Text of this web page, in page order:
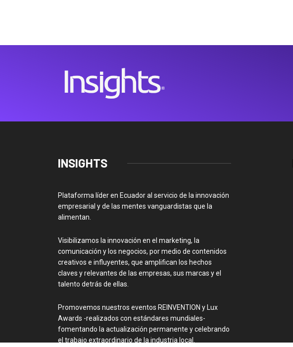
INSIGHTS
Plataforma líder en Ecuador al servicio de la innovación
empresarial y de las mentes vanguardistas que la
alimentan.
Visibilizamos la innovación en el marketing, la
comunicación y los negocios, por medio de contenidos
creativos e influyentes, que amplifican los hechos
claves y relevantes de las empresas, sus marcas y el
talento detrás de ellas.
Promovemos nuestros eventos REINVENTION y Lux
Awards -realizados con estándares mundiales-
fomentando la actualización permanente y celebrando
el trabajo extraordinario de la industria local.